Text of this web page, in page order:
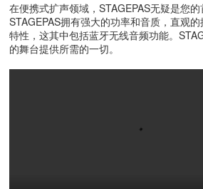
在便携式扩声领域，STAGEPAS无疑是您
STAGEPAS拥有强大的功率和音质，直观
特性，这其中包括蓝牙无线音频功能。
的舞台提供所需的一切。